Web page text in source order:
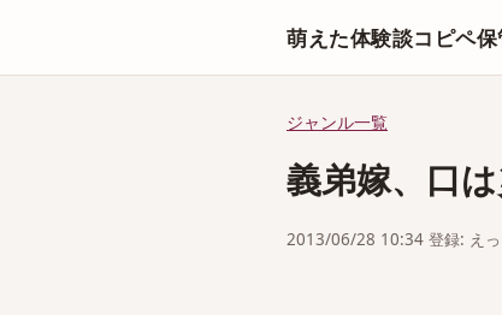
萌えた体験談コピペ
ジャンル一覧
義弟嫁、口
2013/06/28 10:34 登録: えっ